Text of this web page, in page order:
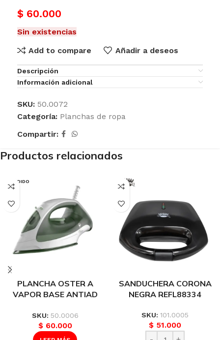
$ 60.000
Sin existencias
Add to compare
Añadir a deseos
Descripción
Información adicional
SKU: 50.0072
Categoría: Planchas de ropa
Compartir:
Productos relacionados
VENDIDO
PLANCHA OSTER A
VAPOR BASE ANTIAD
SKU: 50.0006
$60.000
SANDUCHERA CORONA
NEGRA REFL88334
SKU: 101.0005
$ 51.000